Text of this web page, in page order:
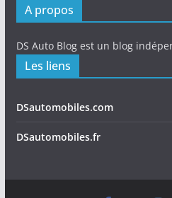
A propos
DS Auto Blog est un blog
Les liens
DSautomobiles.com
DSautomobiles.fr